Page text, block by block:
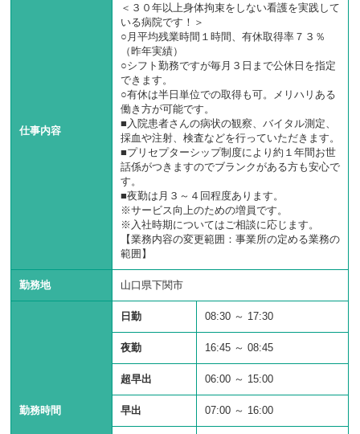
仕事内容
＜３０年以上身体拘束をしない看護を実践して
いる病院です！＞
○月平均残業時間１時間、有休取得率７３％
（昨年実績）
○シフト勤務ですが毎月３日まで公休日を指定
できます。
○有休は半日単位での取得も可。メリハリある
働き方が可能です。
■入院患者さんの病状の観察、バイタル測定、
採血や注射、検査などを行っていただきます。
■プリセプターシップ制度により約１年間お世
話係がつきますのでブランクがある方も安心で
す。
■夜勤は月３～４回程度あります。
※サービス向上のための増員です。
※入社時期についてはご相談に応じます。
【業務内容の変更範囲：事業所の定める業務の
範囲】
勤務地 山口県下関市
勤務時間
日勤 08:30 ～ 17:30
夜勤 16:45 ～08:45
超早出 06:00 ～ 15:00
早出 07:00 ～ 16:00